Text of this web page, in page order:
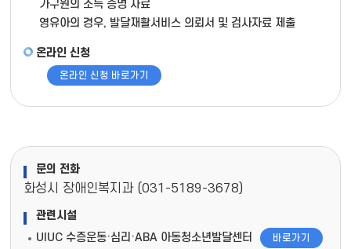
가구원의 소득 증명 자료
영유아의 경우, 발달재활서비스 의뢰서 및 검사자료 제출
온라인 신청
온라인 신청 바로가기
문의 전화
화성시 장애인복지과 (031-5189-3678)
관련시설
UIUC 수증운동·심리·ABA 아동청소년발달센터
바로가기